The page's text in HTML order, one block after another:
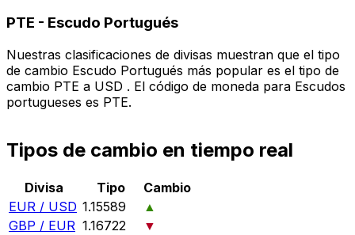
PTE - Escudo Portugués
Nuestras clasificaciones de divisas muestran que el tipo
de cambio Escudo Portugués más popular es el tipo de
cambio PTE a USD . El código de moneda para Escudos
portugueses es PTE.
Tipos de cambio en tiempo real
Divisa Tipo
Cambio
EUR / USD 1.15589
▲
GBP / EUR 1.16722
▼